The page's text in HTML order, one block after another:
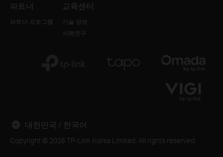
파트너
파트너 프로그램
교육센터
기술 정보
사례연구
Copyright © 2026 TP-Link Korea Limited. All rights reserved.
대한민국 / 한국어